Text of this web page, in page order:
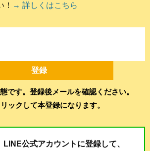
！ → 詳しくはこちら
です。登録後メールを確認ください。
ックして本登録になります。
LINE公式アカウントに登録して、